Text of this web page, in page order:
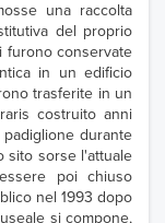
una raccolta
del proprio
furono conservate
in un edificio
trasferite in un
costruito anni
durante
sito sorse l'attuale
poi chiuso
nel 1993 dopo
si compone,